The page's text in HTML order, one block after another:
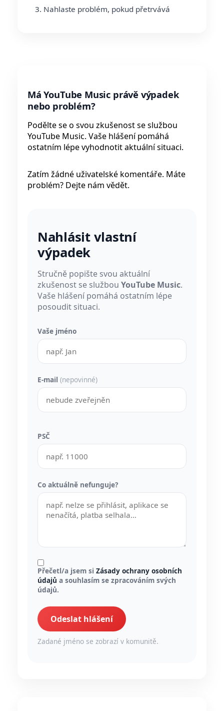
Nahlaste problém, pokud přetrvává
Má YouTube Music právě výpadek
nebo problém?
Podělte se o svou zkušenost se službou
YouTube Music. Vaše hlášení pomáhá
ostatním lépe vyhodnotit aktuální situaci.
Zatím žádné uživatelské komentáře. Máte
problém? Dejte nám vědět.
Nahlásit vlastní
výpadek
Stručně popište svou aktuální
zkušenost se službou YouTube Music.
Vaše hlášení pomáhá ostatním lépe
posoudit situaci.
Vaše jméno
E-mail (nepovinné)
PSČ
Co aktuálně nefunguje?
Přečetl/a jsem si Zásady ochrany osobních
údajů a souhlasím se zpracováním svých
údajů.
Odeslat hlášení
Zadané jméno se zobrazí v komunitě.